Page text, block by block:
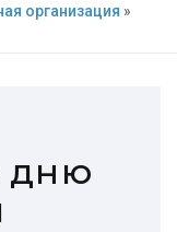
организация »
дню